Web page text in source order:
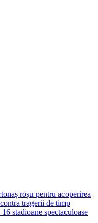
roșu pentru acoperirea
tragerii de timp
stadioane spectaculoase